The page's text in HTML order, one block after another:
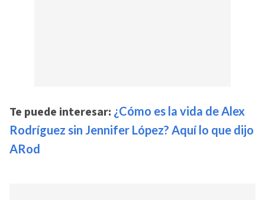
Te puede interesar: ¿Cómo es la vida de Alex
Rodríguez sin Jennifer López? Aquí lo que dijo
ARod